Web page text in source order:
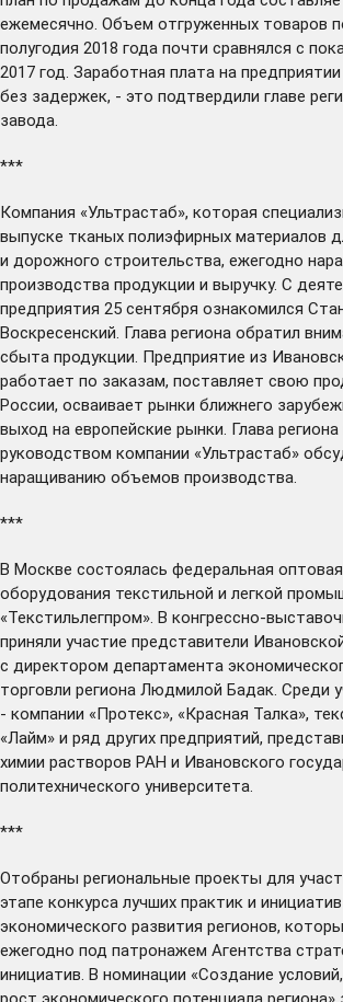
ежемесячно. Объем отгруженных товаров
полугодия 2018 года почти сравнялся с
2017 год. Заработная плата на
без задержек, - это подтвердили главе
завода.
***
Компания «Ультрастаб», которая
выпуске тканых полиэфирных материалов
и дорожного строительства, ежегодно
производства продукции и выручку. С
предприятия 25 сентября ознакомился
Воскресенский. Глава региона обратил
сбыта продукции. Предприятие из
работает по заказам, поставляет свою
России, осваивает рынки ближнего
выход на европейские рынки. Глава
руководством компании «Ультрастаб»
наращиванию объемов производства.
***
В Москве состоялась федеральная
оборудования текстильной и легкой
«Текстильлегпром». В конгрессно-
приняли участие представители
с директором департамента
торговли региона Людмилой Бадак. Среди
- компании «Протекс», «Красная Талка»,
«Лайм» и ряд других предприятий,
химии растворов РАН и Ивановского
политехнического университета.
***
Отобраны региональные проекты для
этапе конкурса лучших практик и
экономического развития регионов,
ежегодно под патронажем Агентства
инициатив. В номинации «Создание